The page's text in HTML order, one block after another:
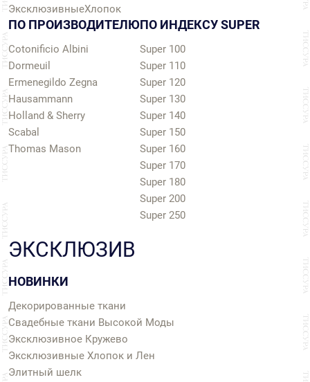
ЭксклюзивныеХлопок
ПО ПРОИЗВОДИТЕЛЮ
Cotonificio Albini
Dormeuil
Ermenegildo Zegna
Hausammann
Holland & Sherry
Scabal
Thomas Mason
ПО ИНДЕКСУ SUPER
Super 100
Super 110
Super 120
Super 130
Super 140
Super 150
Super 160
Super 170
Super 180
Super 200
Super 250
ЭКСКЛЮЗИВ
НОВИНКИ
Декорированные ткани
Свадебные ткани Высокой Моды
Эксклюзивное Кружево
Эксклюзивные Хлопок и Лен
Элитный шелк